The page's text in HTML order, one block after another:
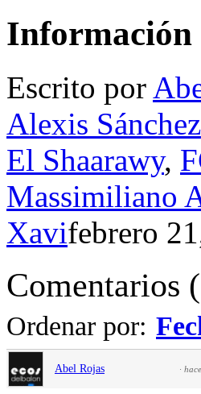
Escrito por
Alexis Sánchez
El Shaarawy,
Massimiliano
Xavifebrero
Comentarios (
Ordenar por:
Abel Rojas ·